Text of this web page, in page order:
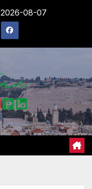
2026-08-07